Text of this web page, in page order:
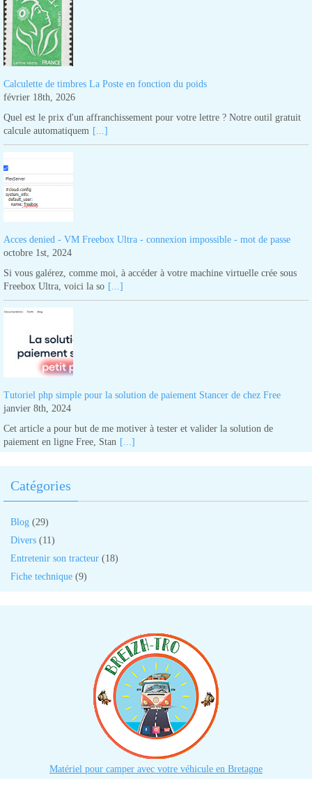
Calculette de timbres La Poste en fonction du poids
février 18th, 2026
Quel est le prix d'un affranchissement pour votre lettre ? Notre outil gratuit
calcule automatiquem [...]
Acces denied - VM Freebox Ultra - connexion impossible - mot de passe
octobre 1st, 2024
Si vous galérez, comme moi, à accéder à votre machine virtuelle crée sous
Freebox Ultra, voici la so [...]
Tutoriel php simple pour la solution de paiement Stancer de chez Free
janvier 8th, 2024
Cet article a pour but de me motiver à tester et valider la solution de
paiement en ligne Free, Stan [...]
Catégories
Blog (29)
Divers (11)
Entretenir son tracteur (18)
Fiche technique (9)
Matériel pour camper avec votre véhicule en Bretagne